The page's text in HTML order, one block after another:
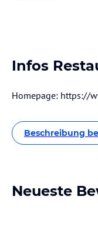
Infos
Homepage: https://
Beschreibung
Neueste